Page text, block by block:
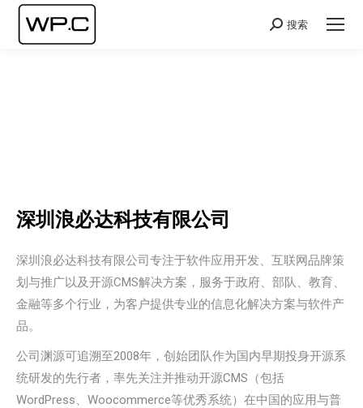
Search:
搜索
深圳浪必达科技有限公司
深圳浪必达科技有限公司专注于软件应用开发、互联网品牌策
划与推广以及开源CMS解决方案，服务于政府、部队、教育、
金融等多个行业，为客户提供专业的信息化解决方案与软件产
品。
公司渊源可追溯至2008年，创始团队作为国内早期投身开源系
统研发的先行者，率先关注并推动开源CMS（包括
WordPress、Woocommerce等优秀系统）在中国的应用与普